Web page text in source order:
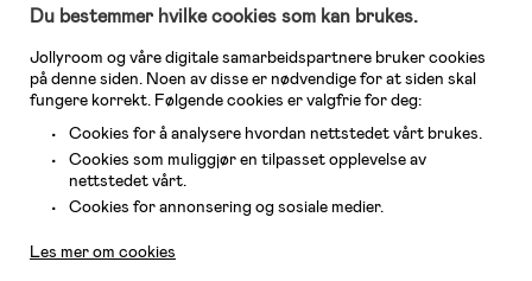
Maxi-Cosi, Baby Jogger, BabyBjörn, Didriksons, KidKraft, Ergobaby, Philips
største nettbutikk for barn og baby!
Du bestemmer hvilke cookies som kan brukes.
Jollyroom og våre digitale samarbeidspartnere bruker cookies
på denne siden. Noen av disse er nødvendige for at siden skal
fungere korrekt. Følgende cookies er valgfrie for deg:
Cookies for å analysere hvordan nettstedet vårt brukes.
Cookies som muliggjør en tilpasset opplevelse av
nettstedet vårt.
Cookies for annonsering og sosiale medier.
Les mer om cookies